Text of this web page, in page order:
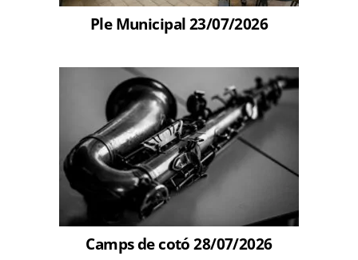
Ple Municipal 23/07/2026
Camps de cotó 28/07/2026